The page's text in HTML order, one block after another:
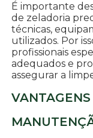
É importante
de zeladoria
técnicas,
utilizados. Por
profissionais
adequados e
assegurar a